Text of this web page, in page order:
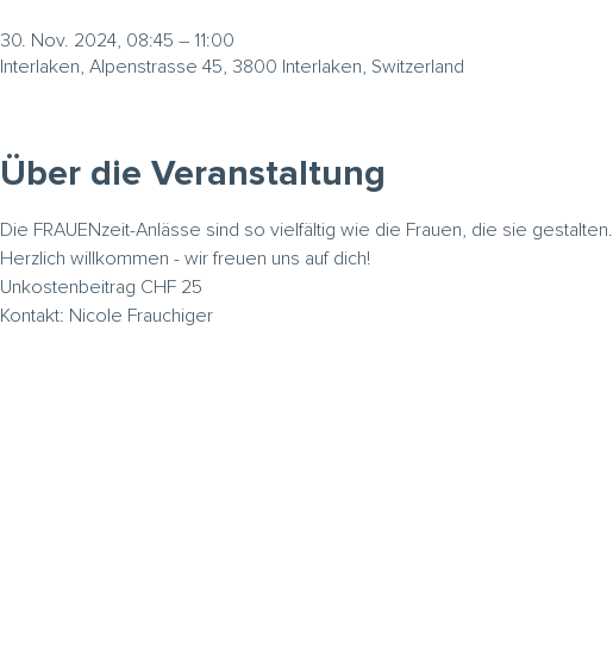
30. Nov. 2024, 08:45 – 11:00
Interlaken, Alpenstrasse 45, 3800 Interlaken, Switzerland
Über die Veranstaltung
Die FRAUENzeit-Anlässe sind so vielfältig wie die Frauen, die sie gestalten.
Herzlich willkommen - wir freuen uns auf dich!
Unkostenbeitrag CHF 25
Kontakt: Nicole Frauchiger